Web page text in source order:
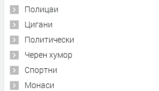
Полицаи
Цигани
Политически
Черен хумор
Спортни
Монаси